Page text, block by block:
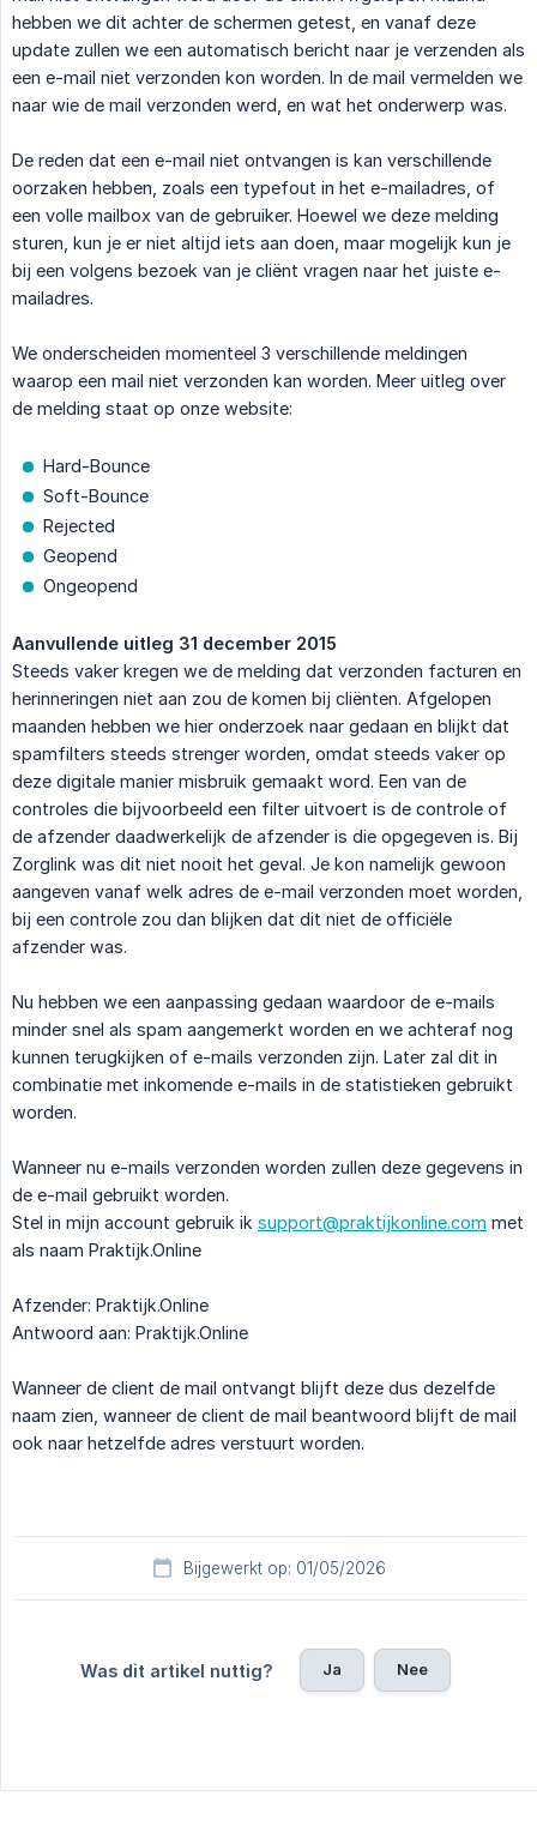
hebben we dit achter de schermen getest, en vanaf deze
update zullen we een automatisch bericht naar je verzenden als
een e-mail niet verzonden kon worden. In de mail vermelden we
naar wie de mail verzonden werd, en wat het onderwerp was.
De reden dat een e-mail niet ontvangen is kan verschillende
oorzaken hebben, zoals een typefout in het e-mailadres, of
een volle mailbox van de gebruiker. Hoewel we deze melding
sturen, kun je er niet altijd iets aan doen, maar mogelijk kun je
bij een volgens bezoek van je cliënt vragen naar het juiste e-
mailadres.
We onderscheiden momenteel 3 verschillende meldingen
waarop een mail niet verzonden kan worden. Meer uitleg over
de melding staat op onze website:
Hard-Bounce
Soft-Bounce
Rejected
Geopend
Ongeopend
Aanvullende uitleg 31 december 2015
Steeds vaker kregen we de melding dat verzonden facturen en
herinneringen niet aan zou de komen bij cliënten. Afgelopen
maanden hebben we hier onderzoek naar gedaan en blijkt dat
spamfilters steeds strenger worden, omdat steeds vaker op
deze digitale manier misbruik gemaakt word. Een van de
controles die bijvoorbeeld een filter uitvoert is de controle of
de afzender daadwerkelijk de afzender is die opgegeven is. Bij
Zorglink was dit niet nooit het geval. Je kon namelijk gewoon
aangeven vanaf welk adres de e-mail verzonden moet worden,
bij een controle zou dan blijken dat dit niet de officiële
afzender was.
Nu hebben we een aanpassing gedaan waardoor de e-mails
minder snel als spam aangemerkt worden en we achteraf nog
kunnen terugkijken of e-mails verzonden zijn. Later zal dit in
combinatie met inkomende e-mails in de statistieken gebruikt
worden.
Wanneer nu e-mails verzonden worden zullen deze gegevens in
de e-mail gebruikt worden.
Stel in mijn account gebruik ik support@praktijkonline.com met
als naam Praktijk.Online
Afzender: Praktijk.Online
Antwoord aan: Praktijk.Online
Wanneer de client de mail ontvangt blijft deze dus dezelfde
naam zien, wanneer de client de mail beantwoord blijft de mail
ook naar hetzelfde adres verstuurt worden.
Bijgewerkt op: 01/05/2026
Was dit artikel nuttig? Ja Nee